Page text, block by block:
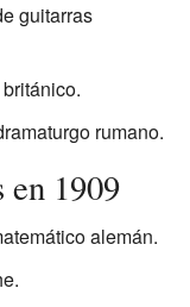
guitarras
rumano.
1909
alemán.